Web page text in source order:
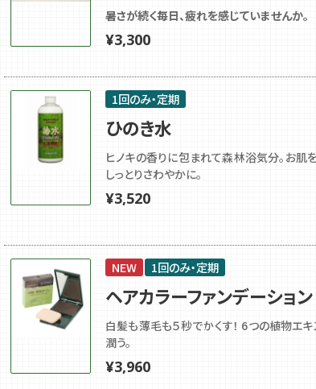
暑さが続く毎日、疲れを感じていませんか。
¥3,300
1回のみ・定期
ひのき水
ヒノキの香りに包まれて森林浴気分。お肌
しっとりさわやかに。
¥3,520
NEW 1回のみ・定期
ヘアカラーファンデーション
白髪も薄毛も５秒でかくす！ 6つの植物エ
潤う。
¥3,960